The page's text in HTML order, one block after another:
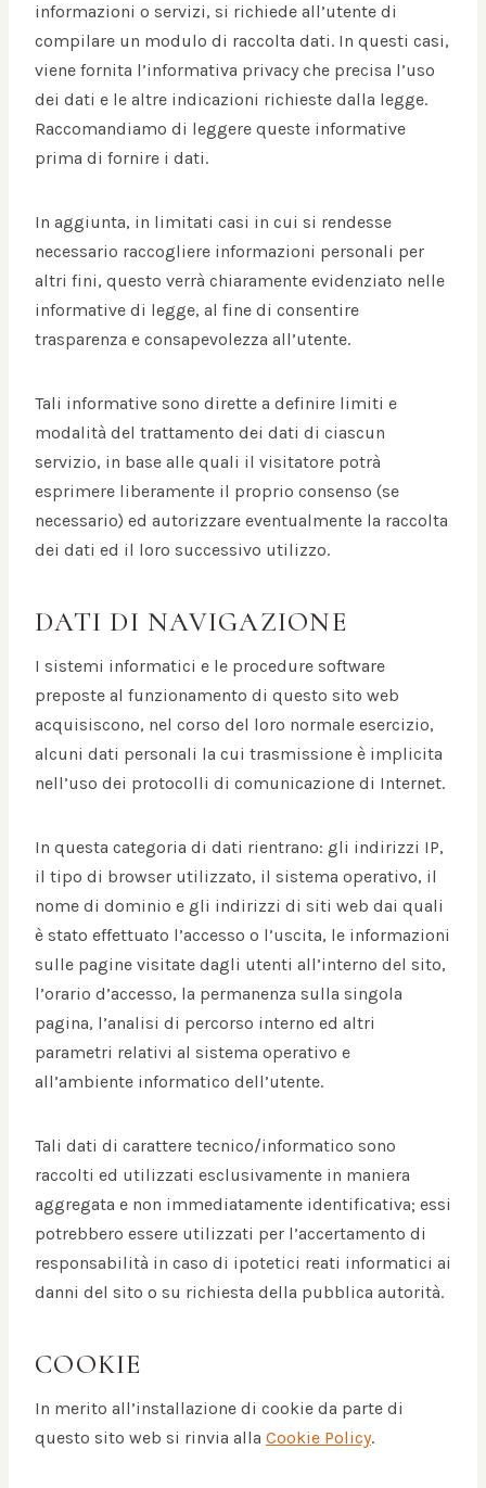
informazioni o servizi, si richiede all’utente di
compilare un modulo di raccolta dati. In questi casi,
viene fornita l’informativa privacy che precisa l’uso
dei dati e le altre indicazioni richieste dalla legge.
Raccomandiamo di leggere queste informative
prima di fornire i dati.
In aggiunta, in limitati casi in cui si rendesse
necessario raccogliere informazioni personali per
altri fini, questo verrà chiaramente evidenziato nelle
informative di legge, al fine di consentire
trasparenza e consapevolezza all’utente.
Tali informative sono dirette a definire limiti e
modalità del trattamento dei dati di ciascun
servizio, in base alle quali il visitatore potrà
esprimere liberamente il proprio consenso (se
necessario) ed autorizzare eventualmente la raccolta
dei dati ed il loro successivo utilizzo.
DATI DI NAVIGAZIONE
I sistemi informatici e le procedure software
preposte al funzionamento di questo sito web
acquisiscono, nel corso del loro normale esercizio,
alcuni dati personali la cui trasmissione è implicita
nell’uso dei protocolli di comunicazione di Internet.
In questa categoria di dati rientrano: gli indirizzi IP,
il tipo di browser utilizzato, il sistema operativo, il
nome di dominio e gli indirizzi di siti web dai quali
è stato effettuato l’accesso o l’uscita, le informazioni
sulle pagine visitate dagli utenti all’interno del sito,
l’orario d’accesso, la permanenza sulla singola
pagina, l’analisi di percorso interno ed altri
parametri relativi al sistema operativo e
all’ambiente informatico dell’utente.
Tali dati di carattere tecnico/informatico sono
raccolti ed utilizzati esclusivamente in maniera
aggregata e non immediatamente identificativa; essi
potrebbero essere utilizzati per l’accertamento di
responsabilità in caso di ipotetici reati informatici ai
danni del sito o su richiesta della pubblica autorità.
COOKIE
In merito all’installazione di cookie da parte di
questo sito web si rinvia alla Cookie Policy.